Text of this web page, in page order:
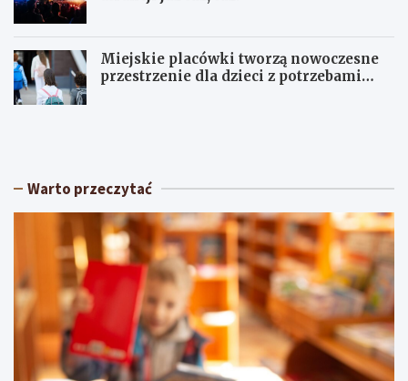
Miejskie placówki tworzą nowoczesne
przestrzenie dla dzieci z potrzebami
S
c
e
e
k
e
U
w
k
i
e
m
Warto przeczytać